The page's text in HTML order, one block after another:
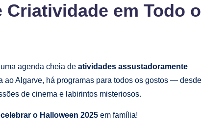
em Todo o
agenda cheia de atividades assustadoramente
ao Algarve, há programas para todos os gostos — desde
de cinema e labirintos misteriosos.
o Halloween 2025 em família!